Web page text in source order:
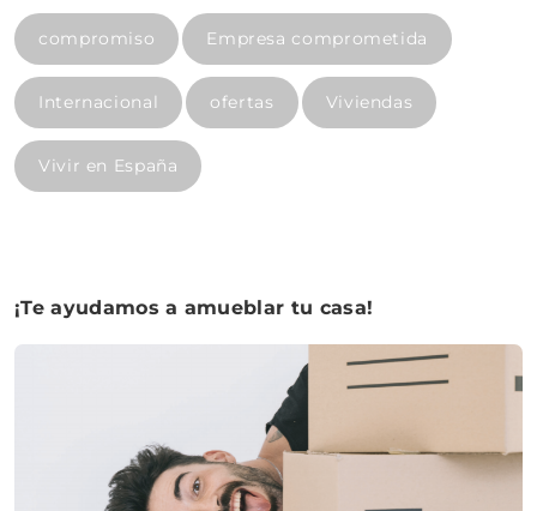
compromiso Empresa comprometida
Internacional ofertas Viviendas
Vivir en España
¡Te ayudamos a amueblar tu casa!